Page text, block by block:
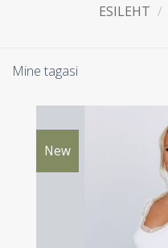
ESILEHT /
Mine tagasi
New